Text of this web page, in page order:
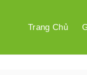
Trang Chủ